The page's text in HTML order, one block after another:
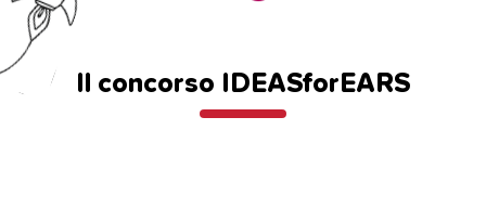
Il concorso IDEASforEARS